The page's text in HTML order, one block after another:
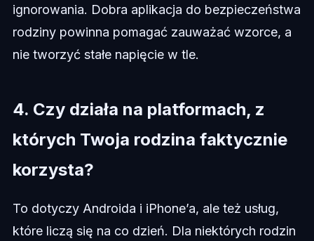
ignorowania. Dobra aplikacja do bezpieczeństwa
rodziny powinna pomagać zauważać wzorce, a
nie tworzyć stałe napięcie w tle.
4. Czy działa na platformach, z
których Twoja rodzina faktycznie
korzysta?
To dotyczy Androida i iPhone’a, ale też usług,
które liczą się na co dzień. Dla niektórych rodzin